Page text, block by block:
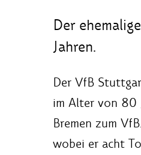
Der
Jahren.
Der VfB
im Alter von 80
Bremen zum
wobei er acht